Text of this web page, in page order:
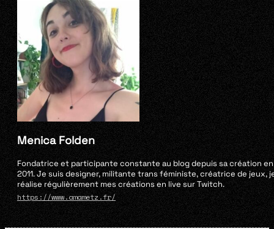
Menica Folden
Fondatrice et participante constante au blog depuis sa création en
2011. Je suis designer, militante trans féministe, créatrice de jeux,
réalise régulièrement mes créations en live sur Twitch.
https://www.amametz.fr/